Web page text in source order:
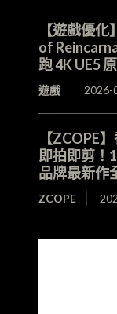
【遊戲優
of
跑 4K UE5
遊戲 2026-
【ZCOPE
即拍即剪！
品牌最新作
ZCOPE